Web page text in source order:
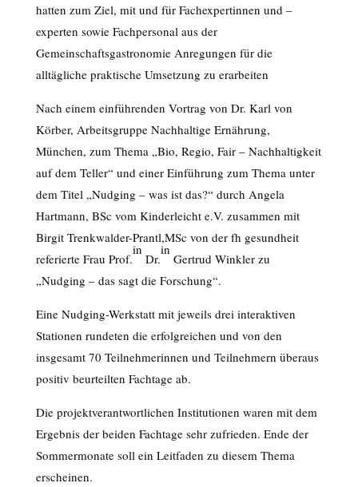
hatten zum Ziel, mit und für Fachexpertinnen und –
experten sowie Fachpersonal aus der
Gemeinschaftsgastronomie Anregungen für die
alltägliche praktische Umsetzung zu erarbeiten
Nach einem einführenden Vortrag von Dr. Karl von
Körber, Arbeitsgruppe Nachhaltige Ernährung,
München, zum Thema „Bio, Regio, Fair – Nachhaltigkeit
auf dem Teller“ und einer Einführung zum Thema unter
dem Titel „Nudging – was ist das?“ durch Angela
Hartmann, BSc vom Kinderleicht e.V. zusammen mit
Birgit Trenkwalder-Prantl,MSc von der fh gesundheit
referierte Frau Prof.
in
Dr.
in
Gertrud Winkler zu
„Nudging – das sagt die Forschung“.
Eine Nudging-Werkstatt mit jeweils drei interaktiven
Stationen rundeten die erfolgreichen und von den
insgesamt 70 Teilnehmerinnen und Teilnehmern überaus
positiv beurteilten Fachtage ab.
Die projektverantwortlichen Institutionen waren mit dem
Ergebnis der beiden Fachtage sehr zufrieden. Ende der
Sommermonate soll ein Leitfaden zu diesem Thema
erscheinen.